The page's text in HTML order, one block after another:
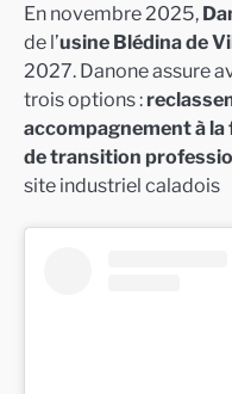
En novembre 2025,
de l’usine Blédina de
2027. Danone assure
trois options :
accompagnement à
de transition
site industriel caladois